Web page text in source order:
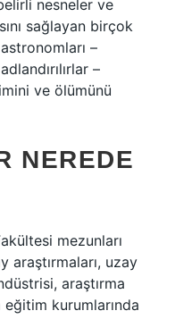
nesneler ve
sağlayan birçok
–
–
ve ölümünü
NEREDE
mezunları
araştırmaları, uzay
araştırma
eğitim kurumlarında